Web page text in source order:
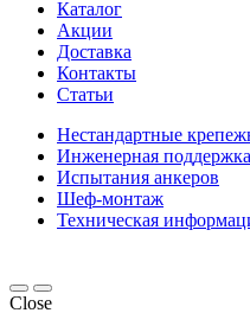
Каталог
Акции
Доставка
Контакты
Статьи
Нестандартные
Инженерная поддержка
Испытания анкеров
Шеф-монтаж
Техническая
Close